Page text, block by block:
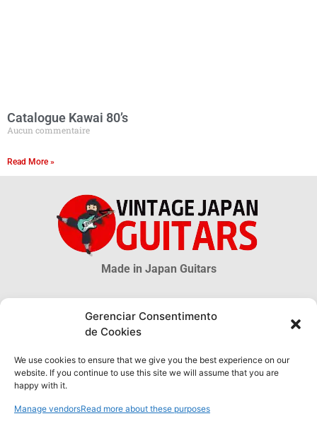
Gerenciar Consentimento
de Cookies
We use cookies to ensure that we give you the best experience on our
website. If you continue to use this site we will assume that you are
happy with it.
Manage vendorsRead more about these purposes
Catalogue Kawai 80’s
Aucun commentaire
Read More »
Made in Japan Guitars
© 2026 Vintage Japan Guitars
sur les guitares MIJ sont incertaines, plus encore sont inconnues. Les
informations obtenues sur ce site ne peuvent être considérées ni
comme officielles ou légales, ni être utilisées comme preuve
d’authenticité.
Clause de non-responsabilité